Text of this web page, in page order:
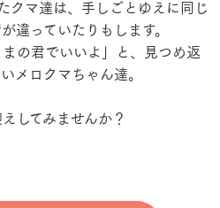
クマ達は、手しごとゆえに同じ
違っていたりもします。
の君でいいよ」と、見つめ返
メロクマちゃん達。
してみませんか？